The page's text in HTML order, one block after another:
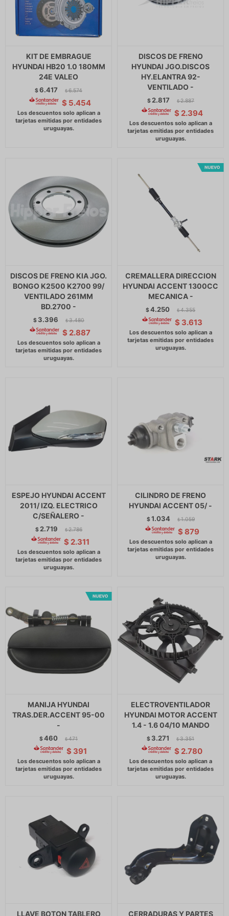
KIT DE EMBRAGUE
HYUNDAI HB20 1.0 180MM
24E VALEO
$6.417 $ 6.574
$ 5.454
DISCOS DE FRENO
HYUNDAI JGO.DISCOS
HY.ELANTRA 92-
VENTILADO -
$ 2.817 $ 2.887
$ 2.394
DISCOS DE FRENO KIA JGO.
BONGO K2500 K2700 99/
VENTILADO 261MM
BD.2700 -
$ 3.396 $ 3.480
$ 2.887
CREMALLERA DIRECCION
HYUNDAI ACCENT 1300CC
MECANICA -
$4.250 $ 4.355
$ 3.613
ESPEJO HYUNDAI ACCENT
2011/ IZQ. ELECTRICO
C/SEÑALERO -
$ 2.719 $ 2.786
$ 2.311
CILINDRO DE FRENO
HYUNDAI ACCENT 05/ -
$1.034 $ 1.059
$ 879
MANIJA HYUNDAI
TRAS.DER.ACCENT 95-00
-
$460 $ 471
$ 391
ELECTROVENTILADOR
HYUNDAI MOTOR ACCENT
1.4 - 1.6 04/10 MANDO
$ 3.271 $ 3.351
$ 2.780
LLAVE BOTON TABLERO CERRADURAS Y PARTES